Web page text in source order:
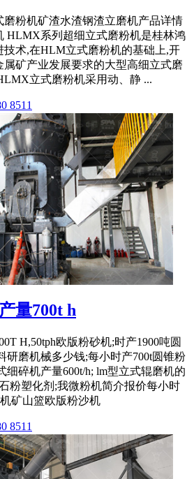
粉机矿渣水渣钢渣立磨机产品详情
HLMX系列超细立式磨粉机是桂林鸿
技术,在HLM立式磨粉机的基础上,开
属矿产业发展要求的大型高细立式磨
立式磨粉机采用动、静 ...
8511
量700t h
H,50tph欧版粉砂机;时产1900吨圆
研磨机械多少钱;每小时产700t圆锥粉
细碎机产量600t/h; lm型立式辊磨机的
粉塑化剂;我微粉机简介报价每小时
矿山篮欧版粉沙机
8511